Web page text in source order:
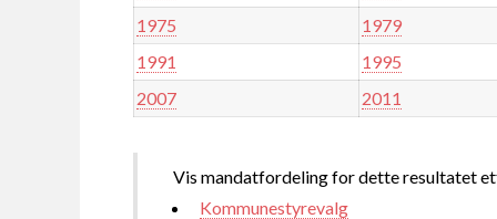
1975
1979
1991
1995
2007
2011
Vis mandatfordeling for dette resultatet
Kommunestyrevalg